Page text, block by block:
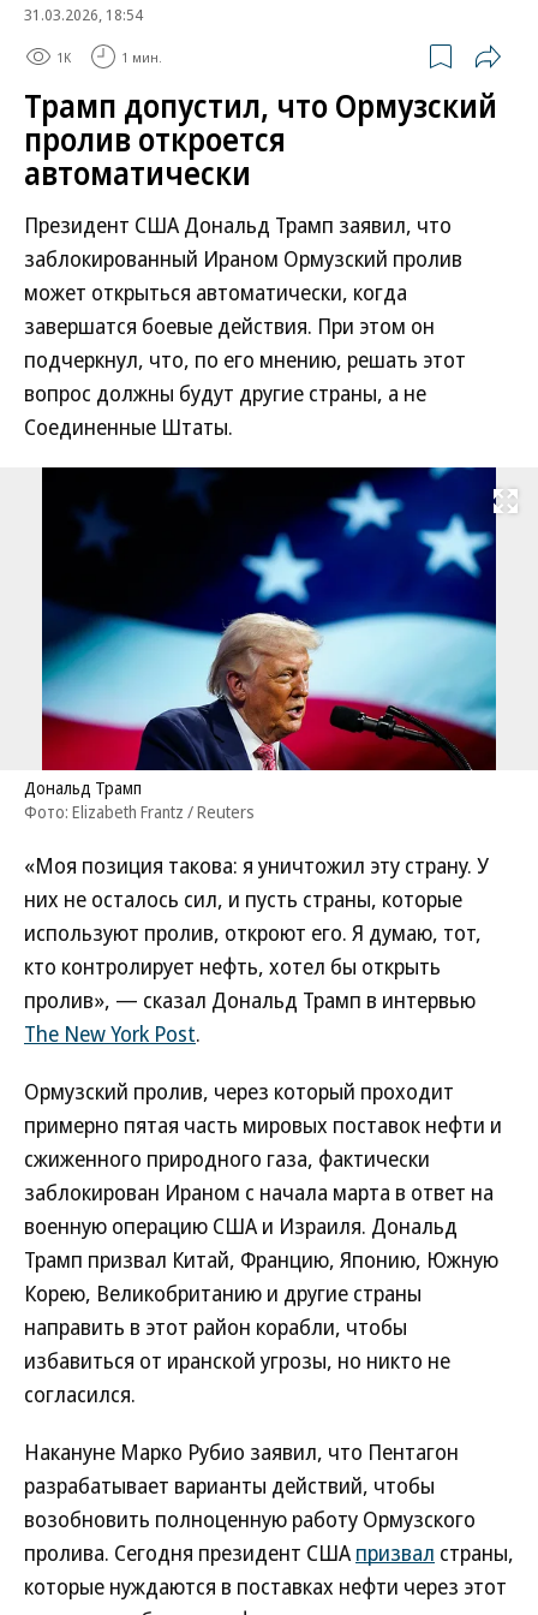
31.03.2026, 18:54
1K 1 мин.
Трамп допустил, что Ормузский
пролив откроется
автоматически
Президент США Дональд Трамп заявил, что
заблокированный Ираном Ормузский пролив
может открыться автоматически, когда
завершатся боевые действия. При этом он
подчеркнул, что, по его мнению, решать этот
вопрос должны будут другие страны, а не
Соединенные Штаты.
Развернуть
Дональд Трамп
Фото: Elizabeth Frantz / Reuters
«Моя позиция такова: я уничтожил эту страну. У
них не осталось сил, и пусть страны, которые
используют пролив, откроют его. Я думаю, тот,
кто контролирует нефть, хотел бы открыть
пролив», — сказал Дональд Трамп в интервью
The New York Post.
Ормузский пролив, через который проходит
примерно пятая часть мировых поставок нефти и
сжиженного природного газа, фактически
заблокирован Ираном с начала марта в ответ на
военную операцию США и Израиля. Дональд
Трамп призвал Китай, Францию, Японию, Южную
Корею, Великобританию и другие страны
направить в этот район корабли, чтобы
избавиться от иранской угрозы, но никто не
согласился.
Накануне Марко Рубио заявил, что Пентагон
разрабатывает варианты действий, чтобы
возобновить полноценную работу Ормузского
пролива. Сегодня президент США призвал страны,
которые нуждаются в поставках нефти через этот